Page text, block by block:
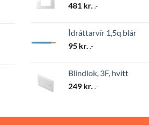
481 kr. .-
Ídráttarvír 1,5q blár
95 kr. .-
Blindlok, 3F, hvítt
249 kr. .-